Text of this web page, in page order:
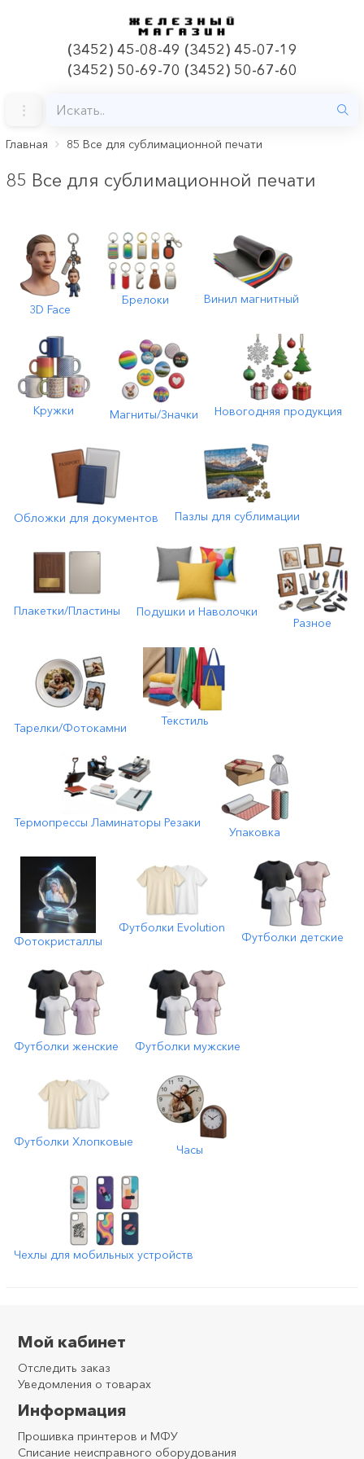
(3452) 45-08-49 (3452) 45-07-19
(3452) 50-69-70 (3452) 50-67-60
Главная 85 Все для сублимационной печати
85 Все для сублимационной печати
3D Face
Брелоки Винил магнитный
Кружки Магниты/Значки Новогодняя продукция
Обложки для документов Пазлы для сублимации
Плакетки/Пластины Подушки и Наволочки
Разное
Тарелки/Фотокамни Текстиль
Термопрессы Ламинаторы Резаки
Упаковка
Фотокристаллы
Футболки Evolution
Футболки детские
Футболки женские Футболки мужские
Футболки Хлопковые
Часы
Чехлы для мобильных устройств
Мой кабинет
Отследить заказ
Уведомления о товарах
Информация
Прошивка принтеров и МФУ
Списание неисправного оборудования